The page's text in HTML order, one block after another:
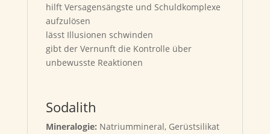
hilft Versagensängste und Schuldkomplexe
aufzulösen
lässt Illusionen schwinden
gibt der Vernunft die Kontrolle über
unbewusste Reaktionen
Sodalith
Mineralogie: Natriummineral, Gerüstsilikat